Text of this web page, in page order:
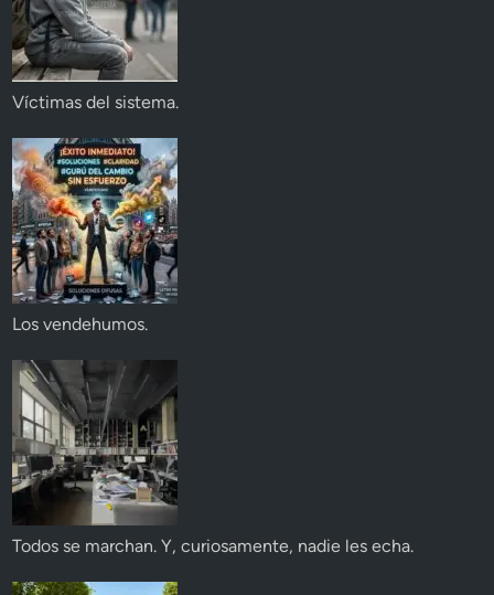
Víctimas del sistema.
Los vendehumos.
Todos se marchan. Y, curiosamente, nadie les echa.